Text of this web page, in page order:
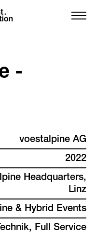
-
voestalpine AG
2022
Headquarters,
Linz
& Hybrid Events
Full Service